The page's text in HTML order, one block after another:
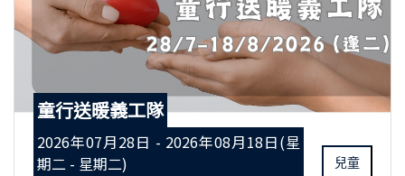
童行送暖義工隊
2026年07月28日 - 2026年08月18日(星
期二 - 星期二)
兒童